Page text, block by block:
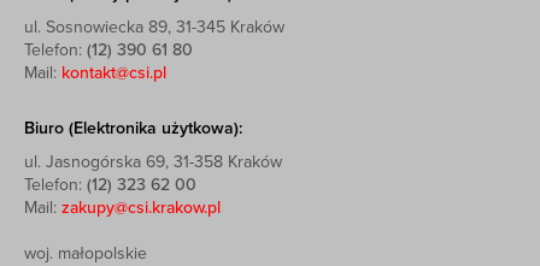
ul. Sosnowiecka 89, 31-345 Kraków
Telefon: (12) 390 61 80
Mail: kontakt@csi.pl
Biuro (Elektronika użytkowa):
ul. Jasnogórska 69, 31-358 Kraków
Telefon: (12) 323 62 00
Mail: zakupy@csi.krakow.pl
woj. małopolskie